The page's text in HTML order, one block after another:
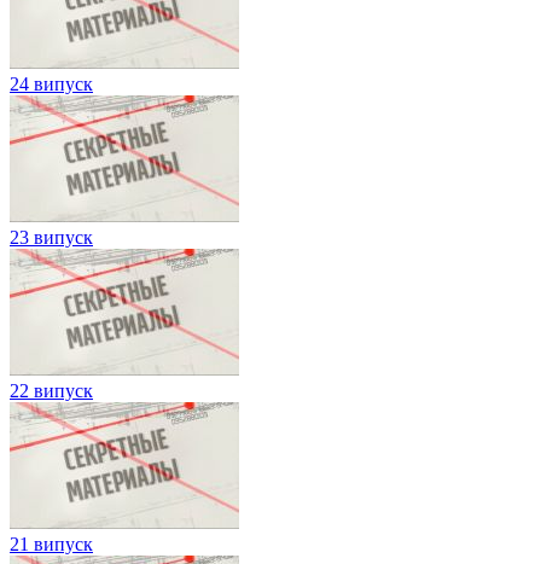
24 випуск
23 випуск
22 випуск
21 випуск